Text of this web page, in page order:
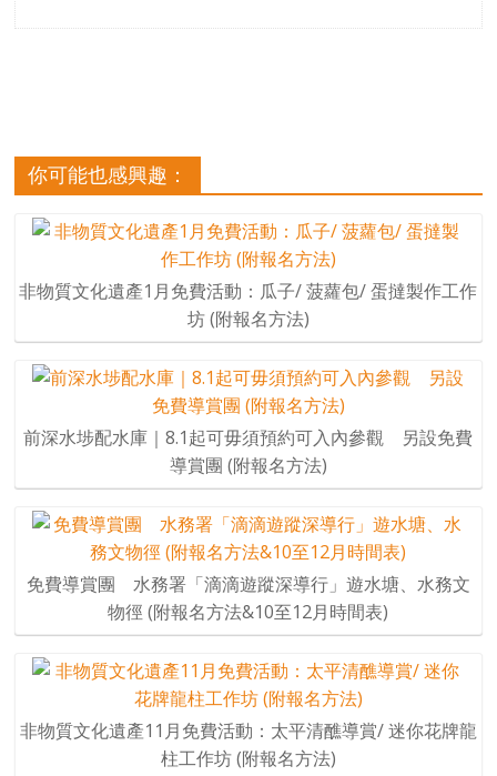
你可能也感興趣：
非物質文化遺產1月免費活動：瓜子/ 菠蘿包/ 蛋撻製作工作
坊 (附報名方法)
前深水埗配水庫｜8.1起可毋須預約可入內參觀 另設免費
導賞團 (附報名方法)
免費導賞團 水務署「滴滴遊蹤深導行」遊水塘、水務文
物徑 (附報名方法&10至12月時間表)
非物質文化遺產11月免費活動：太平清醮導賞/ 迷你花牌龍
柱工作坊 (附報名方法)